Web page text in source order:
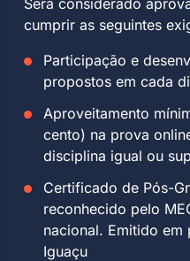
cumprir as seguintes
Participação e
propostos em cada
Aproveitamento
cento) na prova
disciplina igual ou
Certificado de Pós-
reconhecido pelo
nacional. Emitido em
Iguaçu